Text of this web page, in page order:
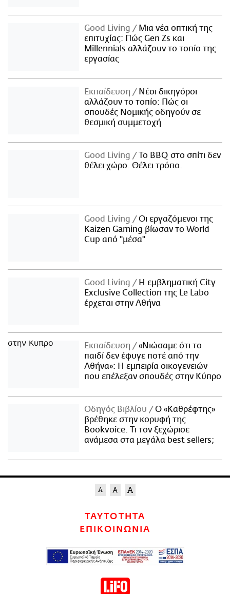
Good Living
Μια νέα οπτική της
επιτυχίας: Πώς Gen Zs και
Millennials αλλάζουν το τοπίο της
εργασίας
Εκπαίδευση
Νέοι δικηγόροι
αλλάζουν το τοπίο: Πώς οι
σπουδές Νομικής οδηγούν σε
θεσμική συμμετοχή
Good Living
Το BBQ στο σπίτι δεν
θέλει χώρο. Θέλει τρόπο.
Good Living
Οι εργαζόμενοι της
Kaizen Gaming βίωσαν το World
Cup από "μέσα"
Good Living
Η εμβληματική City
Exclusive Collection της Le Labo
έρχεται στην Αθήνα
Εκπαίδευση
«Νιώσαμε ότι το
παιδί δεν έφυγε ποτέ από την
Αθήνα»: Η εμπειρία οικογενειών
που επέλεξαν σπουδές στην Κύπρο
Οδηγός Βιβλίου
Ο «Καθρέφτης»
βρέθηκε στην κορυφή της
Bookvoice. Τι τον ξεχώρισε
ανάμεσα στα μεγάλα best sellers;
ΤΑΥΤΟΤΗΤΑ
ΕΠΙΚΟΙΝΩΝΙΑ